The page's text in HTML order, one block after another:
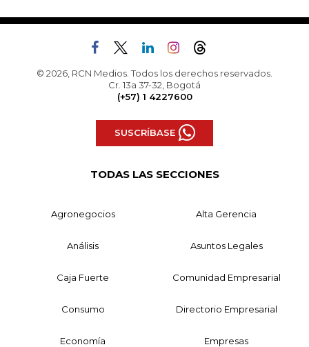
© 2026, RCN Medios. Todos los derechos reservados.
Cr. 13a 37-32, Bogotá
(+57) 1 4227600
SUSCRÍBASE
TODAS LAS SECCIONES
Agronegocios Alta Gerencia
Análisis Asuntos Legales
Caja Fuerte Comunidad Empresarial
Consumo Directorio Empresarial
Economía Empresas